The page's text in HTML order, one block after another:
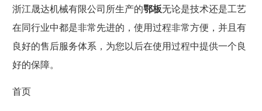
浙江晟达机械有限公司所生产的鄂板无论是技术还是工艺
在同行业中都是非常先进的，使用过程非常方便，并且有
良好的售后服务体系，为您以后在使用过程中提供一个良
好的保障。
首页